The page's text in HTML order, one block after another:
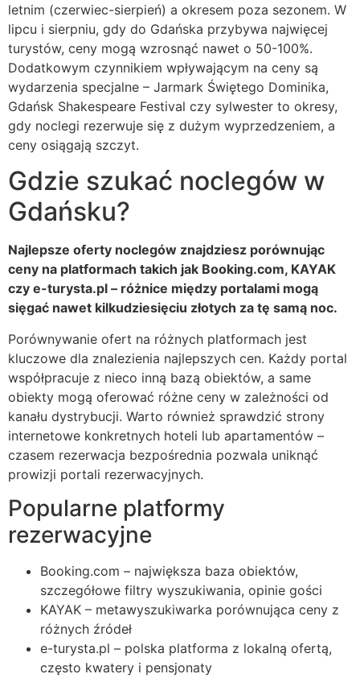
letnim (czerwiec-sierpień) a okresem poza sezonem. W
lipcu i sierpniu, gdy do Gdańska przybywa najwięcej
turystów, ceny mogą wzrosnąć nawet o 50-100%.
Dodatkowym czynnikiem wpływającym na ceny są
wydarzenia specjalne – Jarmark Świętego Dominika,
Gdańsk Shakespeare Festival czy sylwester to okresy,
gdy noclegi rezerwuje się z dużym wyprzedzeniem, a
ceny osiągają szczyt.
Gdzie szukać noclegów w
Gdańsku?
Najlepsze oferty noclegów znajdziesz porównując
ceny na platformach takich jak Booking.com, KAYAK
czy e-turysta.pl – różnice między portalami mogą
sięgać nawet kilkudziesięciu złotych za tę samą noc.
Porównywanie ofert na różnych platformach jest
kluczowe dla znalezienia najlepszych cen. Każdy portal
współpracuje z nieco inną bazą obiektów, a same
obiekty mogą oferować różne ceny w zależności od
kanału dystrybucji. Warto również sprawdzić strony
internetowe konkretnych hoteli lub apartamentów –
czasem rezerwacja bezpośrednia pozwala uniknąć
prowizji portali rezerwacyjnych.
Popularne platformy
rezerwacyjne
Booking.com – największa baza obiektów,
szczegółowe filtry wyszukiwania, opinie gości
KAYAK – metawyszukiwarka porównująca ceny z
różnych źródeł
e-turysta.pl – polska platforma z lokalną ofertą,
często kwatery i pensjonaty